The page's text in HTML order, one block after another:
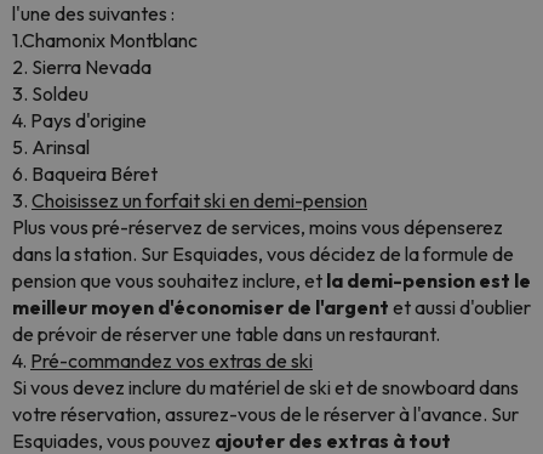
l'une des suivantes :
1.Chamonix Montblanc
2. Sierra Nevada
3. Soldeu
4. Pays d'origine
5. Arinsal
6. Baqueira Béret
3. Choisissez un forfait ski en demi-pension
Plus vous pré-réservez de services, moins vous dépenserez
dans la station. Sur Esquiades, vous décidez de la formule de
pension que vous souhaitez inclure, et la demi-pension est le
meilleur moyen d'économiser de l'argent et aussi d'oublier
de prévoir de réserver une table dans un restaurant.
4. Pré-commandez vos extras de ski
Si vous devez inclure du matériel de ski et de snowboard dans
votre réservation, assurez-vous de le réserver à l'avance. Sur
Esquiades, vous pouvez ajouter des extras à tout